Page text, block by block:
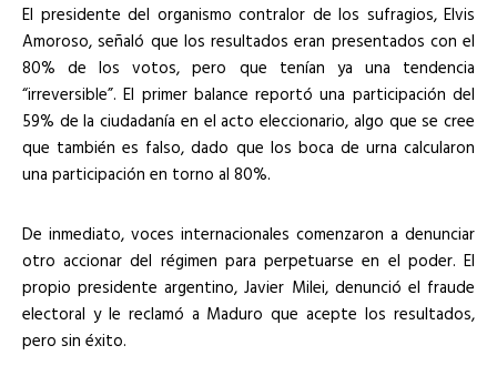
El presidente del organismo contralor de los sufragios, Elvis
Amoroso, señaló que los resultados eran presentados con el
80% de los votos, pero que tenían ya una tendencia
“irreversible”. El primer balance reportó una participación del
59% de la ciudadanía en el acto eleccionario, algo que se cree
que también es falso, dado que los boca de urna calcularon
una participación en torno al 80%.
De inmediato, voces internacionales comenzaron a denunciar
otro accionar del régimen para perpetuarse en el poder. El
propio presidente argentino, Javier Milei, denunció el fraude
electoral y le reclamó a Maduro que acepte los resultados,
pero sin éxito.